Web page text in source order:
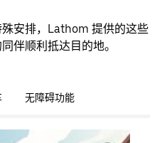
安排，Lathom 提供的这些
伴顺利抵达目的地。
无障碍功能